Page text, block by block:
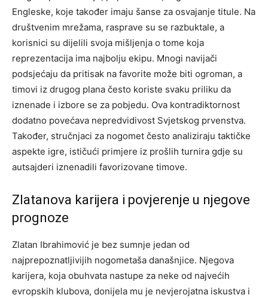
Engleske, koje također imaju šanse za osvajanje titule. Na
društvenim mrežama, rasprave su se razbuktale, a
korisnici su dijelili svoja mišljenja o tome koja
reprezentacija ima najbolju ekipu. Mnogi navijači
podsjećaju da pritisak na favorite može biti ogroman, a
timovi iz drugog plana često koriste svaku priliku da
iznenade i izbore se za pobjedu. Ova kontradiktornost
dodatno povećava nepredvidivost Svjetskog prvenstva.
Također, stručnjaci za nogomet često analiziraju taktičke
aspekte igre, ističući primjere iz prošlih turnira gdje su
autsajderi iznenadili favorizovane timove.
Zlatanova karijera i povjerenje u njegove
prognoze
Zlatan Ibrahimović je bez sumnje jedan od
najprepoznatljivijih nogometaša današnjice. Njegova
karijera, koja obuhvata nastupe za neke od najvećih
evropskih klubova, donijela mu je nevjerojatna iskustva i